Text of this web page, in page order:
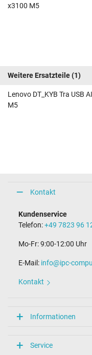
x3100 M5
Weitere Ersatzteile(1)
Lenovo DT_KYB Tra USB
M5
Kontakt
Kundenservice
Telefon:+49 7823 96
Mo-Fr: 9:00-12:00 Uhr
E-Mail: info@ipc-
Kontakt
Informationen
Service